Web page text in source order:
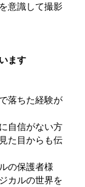
意識して撮影
ます
落ちた経験が
自信がない方
た目からも伝
の保護者様
カルの世界を